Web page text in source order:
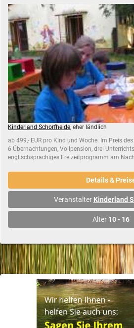
Kinderland Schorfheide, eher ländlich
ab 499,- EUR pro Kind und Woche. Im Preis
6 Übernachtungen, Vollpension, drei
englischsprachiges Freizeitprogramm am
Details &
Veranstalter Kinderland
Alter 10 - 16